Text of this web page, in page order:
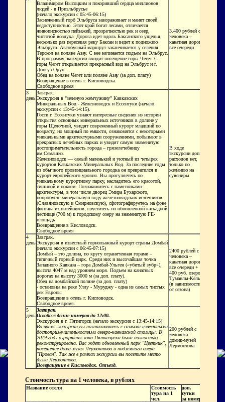
Владимиром Высоцким и покоривший сердца миллионов
людей - в Приэльбрусье
(начало экскурсии с 05:45-06:15)
Заснеженный горб Эльбруса завораживает и манит своей
недоступностью. Этот край богат лесами, отличается
живописностью пейзажей, прозрачностью рек и озер,
чистотой воздуха. Дорога идет вдоль Баксанского ущелья,
несколько раз пересекая реку Баксан и ведет к подножию
Эльбруса. Автобусный маршрут заканчивается у селения
Терскол на поляне Азау. С нее начинается подъем на Эльбрус.
В программу экскурсии входит посещение горы Чегет. С
горы Чегет открывается прекрасный вид на Эльбрус и г.
Донгуз-Орун.
Обед на поляне Чегет или поляне Азау (за доп. плату)
Возвращение в отель г. Кисловодска.
Свободное время
3.400 рублей с
человека –
канатная дорога,
все очереди
3
день
Завтрак.
Экскурсия в "зеленую жемчужину" Кавказских
Минеральных Вод - Железноводск и Ессентуки (начало
экскурсии с 13:45-14:15).
Гости г. Ессентуки узнают интересные сведения из истории
открытия основных минеральных источников в долине у
горы Щелочной, увидят современный курорт младший по
возрасту, но мощный по емкости, ознакомятся с некоторыми
уникальными архитектурными сооружениями, побывают в
прекрасных лечебных парках и увидят самую знаменитую
достопримечательность города – грязелечебницу
им.Семашко.
Железноводск — самый маленький и уютный из четырех
курортов Кавказских Минеральных Вод. За последние годы
из обычного провинциального городка он превратился в
курорт европейского уровня. Вы прогуляетесь по
уникальному курортному парку, насладитесь его красотой,
тишиной и покоем. Познакомитесь с памятниками
архитектуры, в том числе дворец Эмира Бухарского,
попробуете минеральную воду железноводских источников
(Славяновскую и Смирновскую), сфотографируетесь на фоне
фонтана из питейников, спуститесь по обновленной каскадной
лестнице (700 м) к городскому озеру на знаменитую FE-
площадь
Возвращение в Кисловодск.
Свободное время
В ходе
экскурсии доп.
расходов нет,
только по
желанию на
сувениры
4
день
Завтрак.
Экскурсия в известный горнолыжный курорт страны Домбай
(начало экскурсии с 06:45-07:15)
Домбай – это долина, по кругу ограниченная горами –
типичный горный цирк. Среди них и высочайшая точка
Западного Кавказа – гора Домбай-Ульген («убитый зубр»),
высота 4047 м над уровнем моря. Подъем на канатных
дорогах на высоту 3000 м (за доп. плату).
Обед на домбайской поляне (за доп. плату)
- остановка на реке Уллу - Муруджу - одна из самых чистых
рек Европы
Возвращение в отель г. Кисловодск.
Свободное время.
2400 рублей с
человека –
канатная дорога,
все очереди +
400 руб. озеро
Туманлы-Кёль
(в зависимости
от сезона)
5
день
Завтрак.
Освобождение номеров до 12:00.
Экскурсия в г. Пятигорск (начало экскурсии с 13:45-14:15)
Во время экскурсии вы познакомитесь с самыми известными
достопримечательностями северо-кавказской столицы. В
2019 году курортная зона Пятигорска была полностью
реконструирована. Вас ждет обновленный парк "Цветник",
посещение дома-музея Лермонтова и подземного озера
"Провал". Так же в рамках экскурсии вы посетите место
дуэли Лермонтова.
Возвращение в Кисловодск. Отъезд.
200 рублей с
человека –
домик-музей
Лермонтова
Стоимость тура на 1 человека, в рублях
Название отеля
Стоимость
тура на 1
чел.
доп.
сутки
за номер